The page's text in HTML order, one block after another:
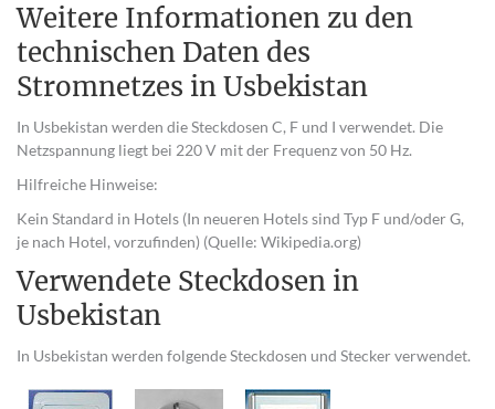
Weitere Informationen zu den
technischen Daten des
Stromnetzes in Usbekistan
In Usbekistan werden die Steckdosen C, F und I verwendet. Die
Netzspannung liegt bei 220 V mit der Frequenz von 50 Hz.
Hilfreiche Hinweise:
Kein Standard in Hotels (In neueren Hotels sind Typ F und/oder G,
je nach Hotel, vorzufinden) (Quelle: Wikipedia.org)
Verwendete Steckdosen in
Usbekistan
In Usbekistan werden folgende Steckdosen und Stecker verwendet.